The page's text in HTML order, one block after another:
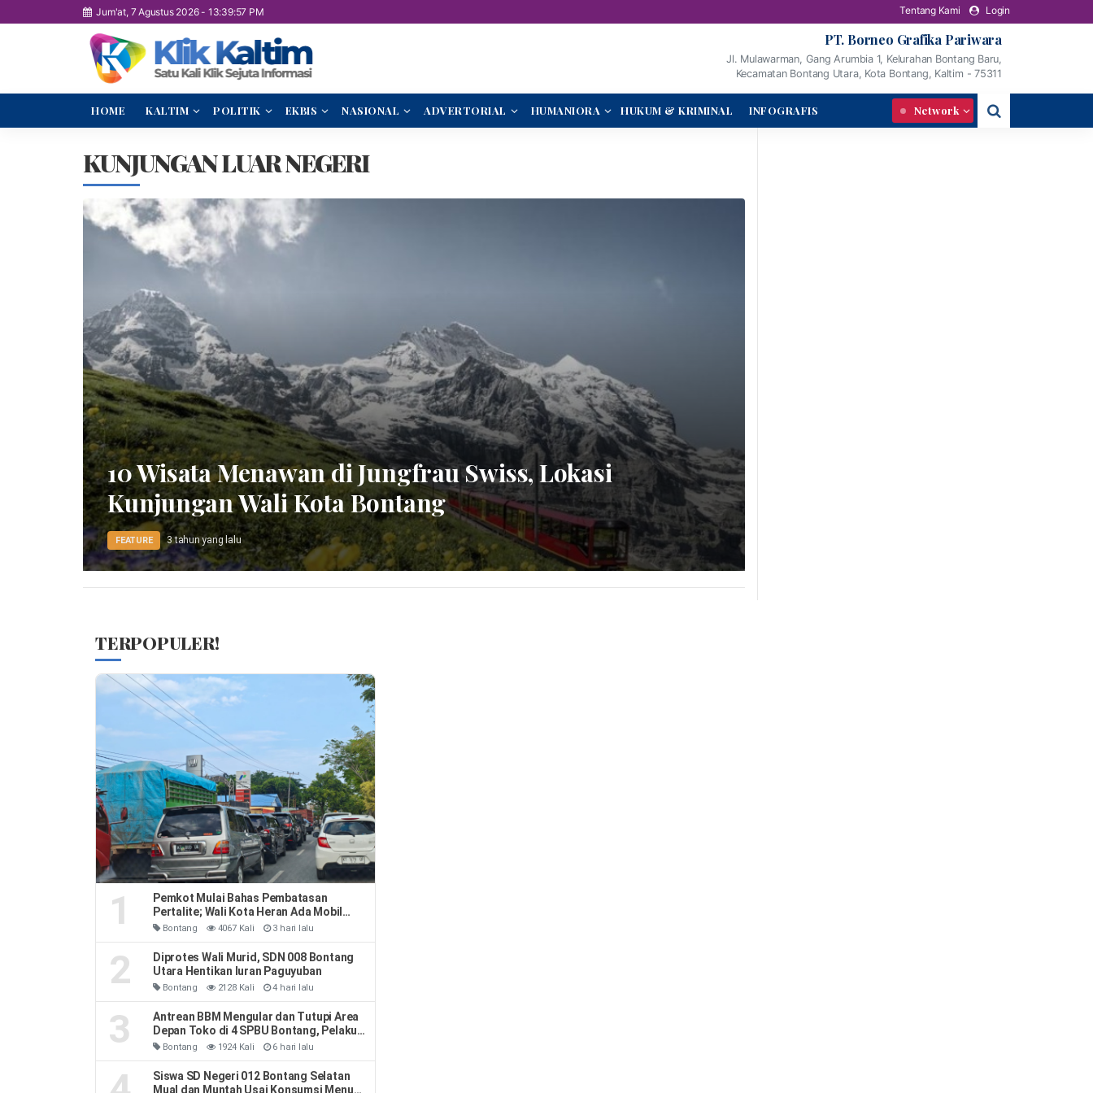
Jum'at, 7 Agustus 2026- 13:39:58 PM Tentang Kami Login
PT. Borneo Grafika Pariwara
Jl. Mulawarman, Gang Arumbia 1, Kelurahan Bontang Baru,
Kecamatan Bontang Utara, Kota Bontang, Kaltim - 75311
HOME KALTIM POLITIK EKBIS NASIONAL ADVERTORIAL HUMANIORA HUKUM & KRIMINAL INFOGRAFIS Network
KUNJUNGAN LUAR NEGERI
10 Wisata Menawan di Jungfrau Swiss, Lokasi
Kunjungan Wali Kota Bontang
FEATURE 3 tahun yang lalu
TERPOPULER!
1
Pemkot Mulai Bahas Pembatasan
Pertalite; Wali Kota Heran Ada Mobil
Habiskan 40 Liter Sehari
Bontang 4067 Kali 3 hari lalu
2
Diprotes Wali Murid, SDN 008 Bontang
Utara Hentikan Iuran Paguyuban
Bontang 2128 Kali 4 hari lalu
3
Antrean BBM Mengular dan Tutupi Area
Depan Toko di 4 SPBU Bontang, Pelaku
Usaha Rugi
Bontang 1924 Kali 6 hari lalu
Siswa SD Negeri 012 Bontang Selatan
Mual dan Muntah Usai Konsumsi Menu